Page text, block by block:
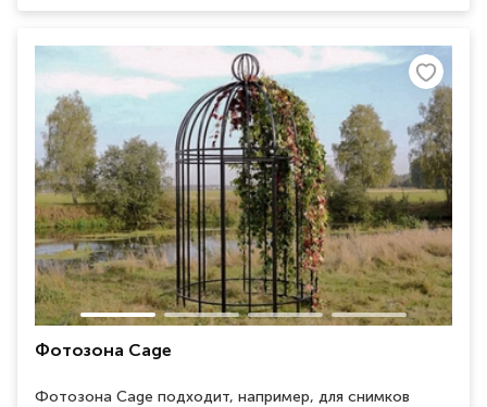
из шампанского сочетает в себе зону приветствия, так
стильных фотографий. Данную фотозону можно
установить, как на улице, так и в помещение, при
желании украсить декором или воздушными шарами.
Фотозона Cage
Фотозона Cage подходит, например, для снимков